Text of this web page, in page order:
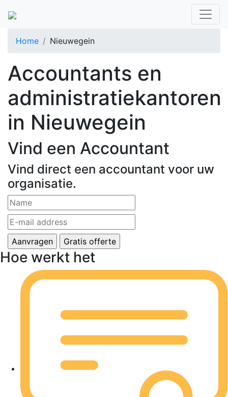
Home Nieuwegein
Accountants en
administratiekantoren
in Nieuwegein
Vind een Accountant
Vind direct een accountant voor uw
organisatie.
Hoe werkt het